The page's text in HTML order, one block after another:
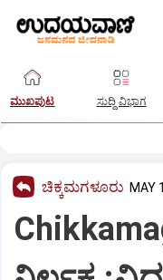
ಮುಖಪುಟ ಸುದ್ದಿ ವಿಭಾಗ
ಚಿಕ್ಕಮಗಳೂರು MAY